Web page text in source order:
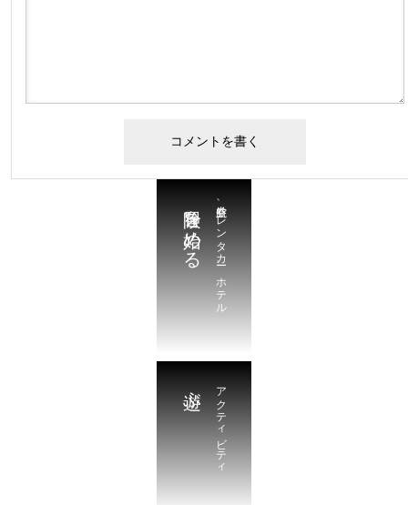
航空券、レンタカー、ホテル
冒険を始める
アクティビティ
遊ぶ